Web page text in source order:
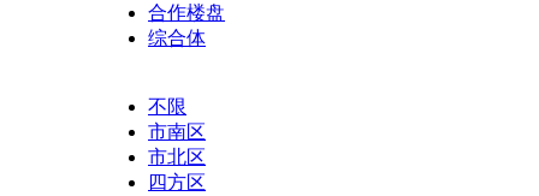
合作楼盘
综合体
不限
市南区
市北区
四方区